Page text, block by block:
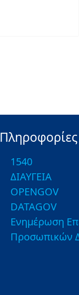
Πληροφορίες
1540
ΔΙΑΥΓΕΙΑ
OPENGOV
DATAGOV
Ενημέρωση
Προσωπικών